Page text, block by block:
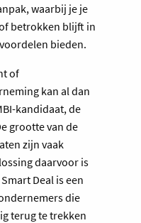
waarbij je je
betrokken blijft in
bieden.
of
kan al dan
kandidaat, de
grootte van de
zijn vaak
daarvoor is
Deal is een
die
terug te trekken